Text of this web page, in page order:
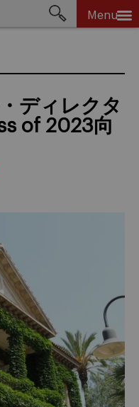
Menu
ディレクタ
of 2023向